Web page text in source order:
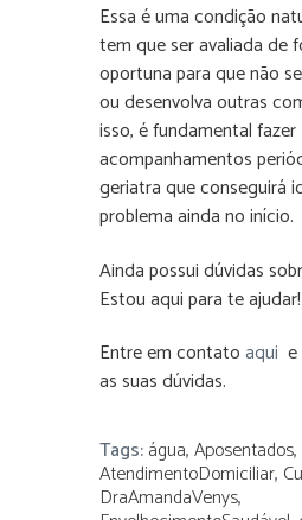
Essa é uma condição
tem que ser avaliada de
oportuna para que não
ou desenvolva outras
isso, é fundamental fazer
acompanhamentos
geriatra que conseguirá
problema ainda no início.
Ainda possui dúvidas
Estou aqui para te ajudar!
Entre em contatoaqui
as suas dúvidas.
Tags:água,Aposentados,
AtendimentoDomiciliar,
DraAmandaVenys,